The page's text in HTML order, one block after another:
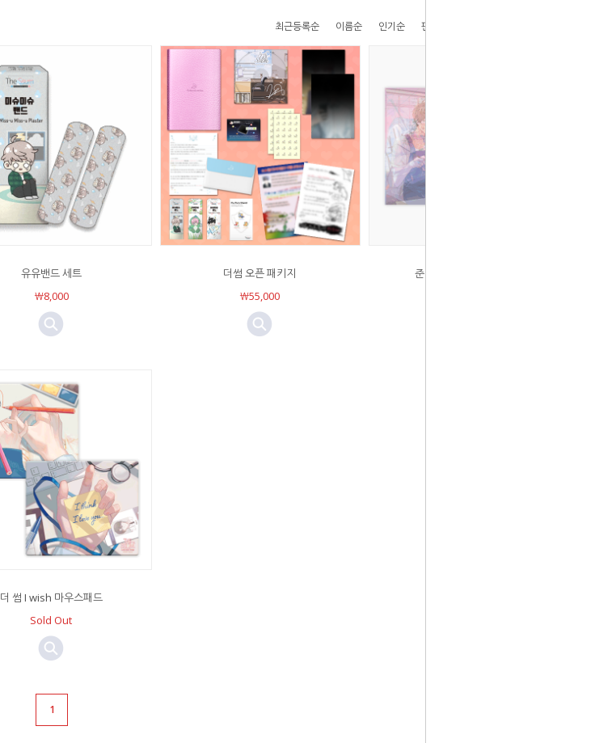
최근등록순 이름순 인기순 판매순
유유밴드 세트
￦8,000
더썸 오픈 패키지
￦55,000
준 아트 스케치 노트 세트
더 썸 I wish 마우스패드
Sold Out
1